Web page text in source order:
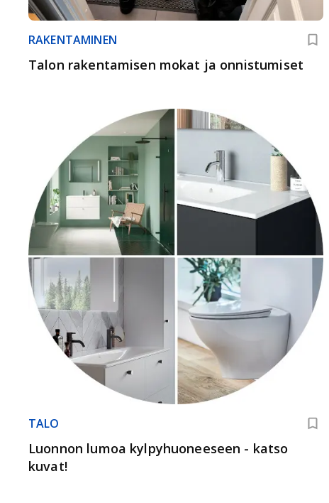
RAKENTAMINEN
Talon rakentamisen mokat ja onnistumiset
TALO
Luonnon lumoa kylpyhuoneeseen - katso
kuvat!